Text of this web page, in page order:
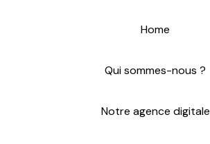
Home
Qui sommes-nous ?
Notre agence digitale